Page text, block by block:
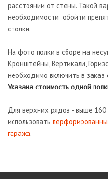
расстоянии от стены. Такой
необходимости "обойти
стояки.
На фото полки в сборе на
Кронштейны, Вертикали,
необходимо включить в заказ
Указана стоимость одной
Для верхних рядов - выше
использовать
гаража.